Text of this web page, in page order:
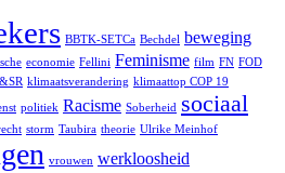
BBTK-SETCa Bechdel beweging
economie Fellini Feminisme film FN FOD
klimaatsverandering klimaattop COP 19
politiek Racisme Soberheid sociaal
storm Taubira theorie Ulrike Meinhof
vrouwen werkloosheid